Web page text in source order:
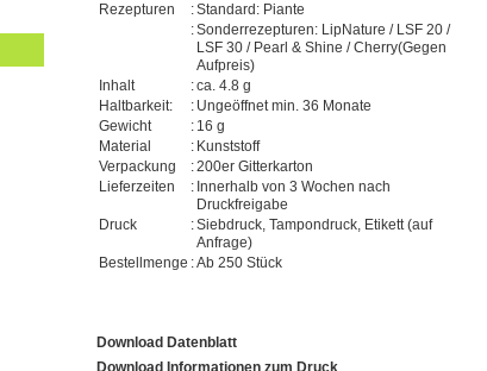
Rezepturen
:Standard: Piante
:Sonderrezepturen: LipNature / LSF 20 /
LSF 30 / Pearl & Shine / Cherry(Gegen
Aufpreis)
Inhalt
:ca. 4.8 g
Haltbarkeit:
: Ungeöffnet min. 36 Monate
Gewicht
: 16 g
Material
: Kunststoff
Verpackung
:200er Gitterkarton
Lieferzeiten
: Innerhalb von 3 Wochen nach
Druckfreigabe
Druck
:Siebdruck, Tampondruck, Etikett (auf
Anfrage)
Bestellmenge :Ab 250 Stück
Download Datenblatt
Download Informationen zum Druck